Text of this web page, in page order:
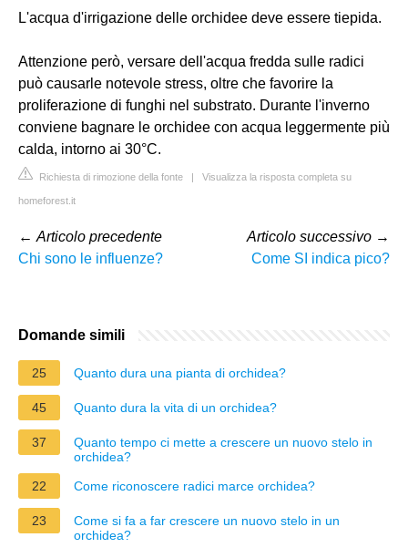
L'acqua d'irrigazione delle orchidee deve essere tiepida.
Attenzione però, versare dell'acqua fredda sulle radici
può causarle notevole stress, oltre che favorire la
proliferazione di funghi nel substrato. Durante l'inverno
conviene bagnare le orchidee con acqua leggermente più
calda, intorno ai 30°C.
Richiesta di rimozione della fonte | Visualizza la risposta completa su
homeforest.it
← Articolo precedente
Chi sono le influenze?
Articolo successivo →
Come SI indica pico?
Domande simili
25 Quanto dura una pianta di orchidea?
45 Quanto dura la vita di un orchidea?
37
Quanto tempo ci mette a crescere un nuovo stelo in
orchidea?
22
Come riconoscere radici marce orchidea?
23
Come si fa a far crescere un nuovo stelo in un
orchidea?